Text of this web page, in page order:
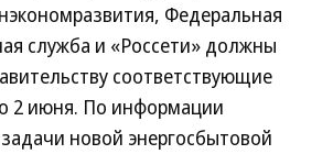
Федеральная
служба и «Россети» должны
соответствующие
2 июня. По информации
новой энергосбытовой